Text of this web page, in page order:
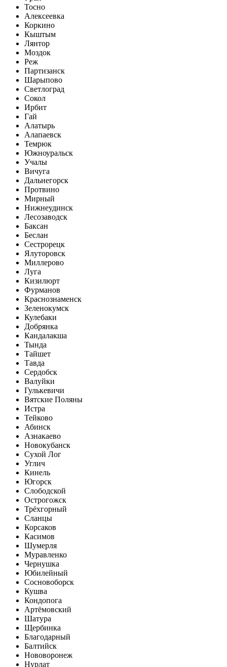
Тосно
Алексеевка
Коркино
Кыштым
Лянтор
Моздок
Реж
Партизанск
Шарыпово
Светлоград
Сокол
Ирбит
Гай
Алатырь
Алапаевск
Темрюк
Южноуральск
Учалы
Вичуга
Дальнегорск
Протвино
Мирный
Нижнеудинск
Лесозаводск
Баксан
Беслан
Сестрорецк
Ялуторовск
Миллерово
Луга
Кизилюрт
Фурманов
Краснознаменск
Зеленокумск
Кулебаки
Добрянка
Кандалакша
Тында
Тайшет
Тавда
Сердобск
Валуйки
Гулькевичи
Вятские Поляны
Истра
Тейково
Абинск
Азнакаево
Новокубанск
Сухой Лог
Углич
Кинель
Югорск
Слободской
Острогожск
Трёхгорный
Сланцы
Корсаков
Касимов
Шумерля
Муравленко
Чернушка
Юбилейный
Сосновоборск
Кушва
Кондопога
Артёмовский
Шатура
Щербинка
Благодарный
Балтийск
Нововоронеж
Нурлат